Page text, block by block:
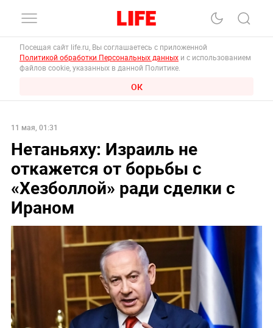
Посещая сайт life.ru, Вы соглашаетесь с приложенной
Политикой обработки Персональных данных и с использованием
файлов cookie, указанных в данной Политике.
ОК
11 мая, 01:31
Нетаньяху: Израиль не
откажется от борьбы с
«Хезболлой» ради сделки с
Ираном